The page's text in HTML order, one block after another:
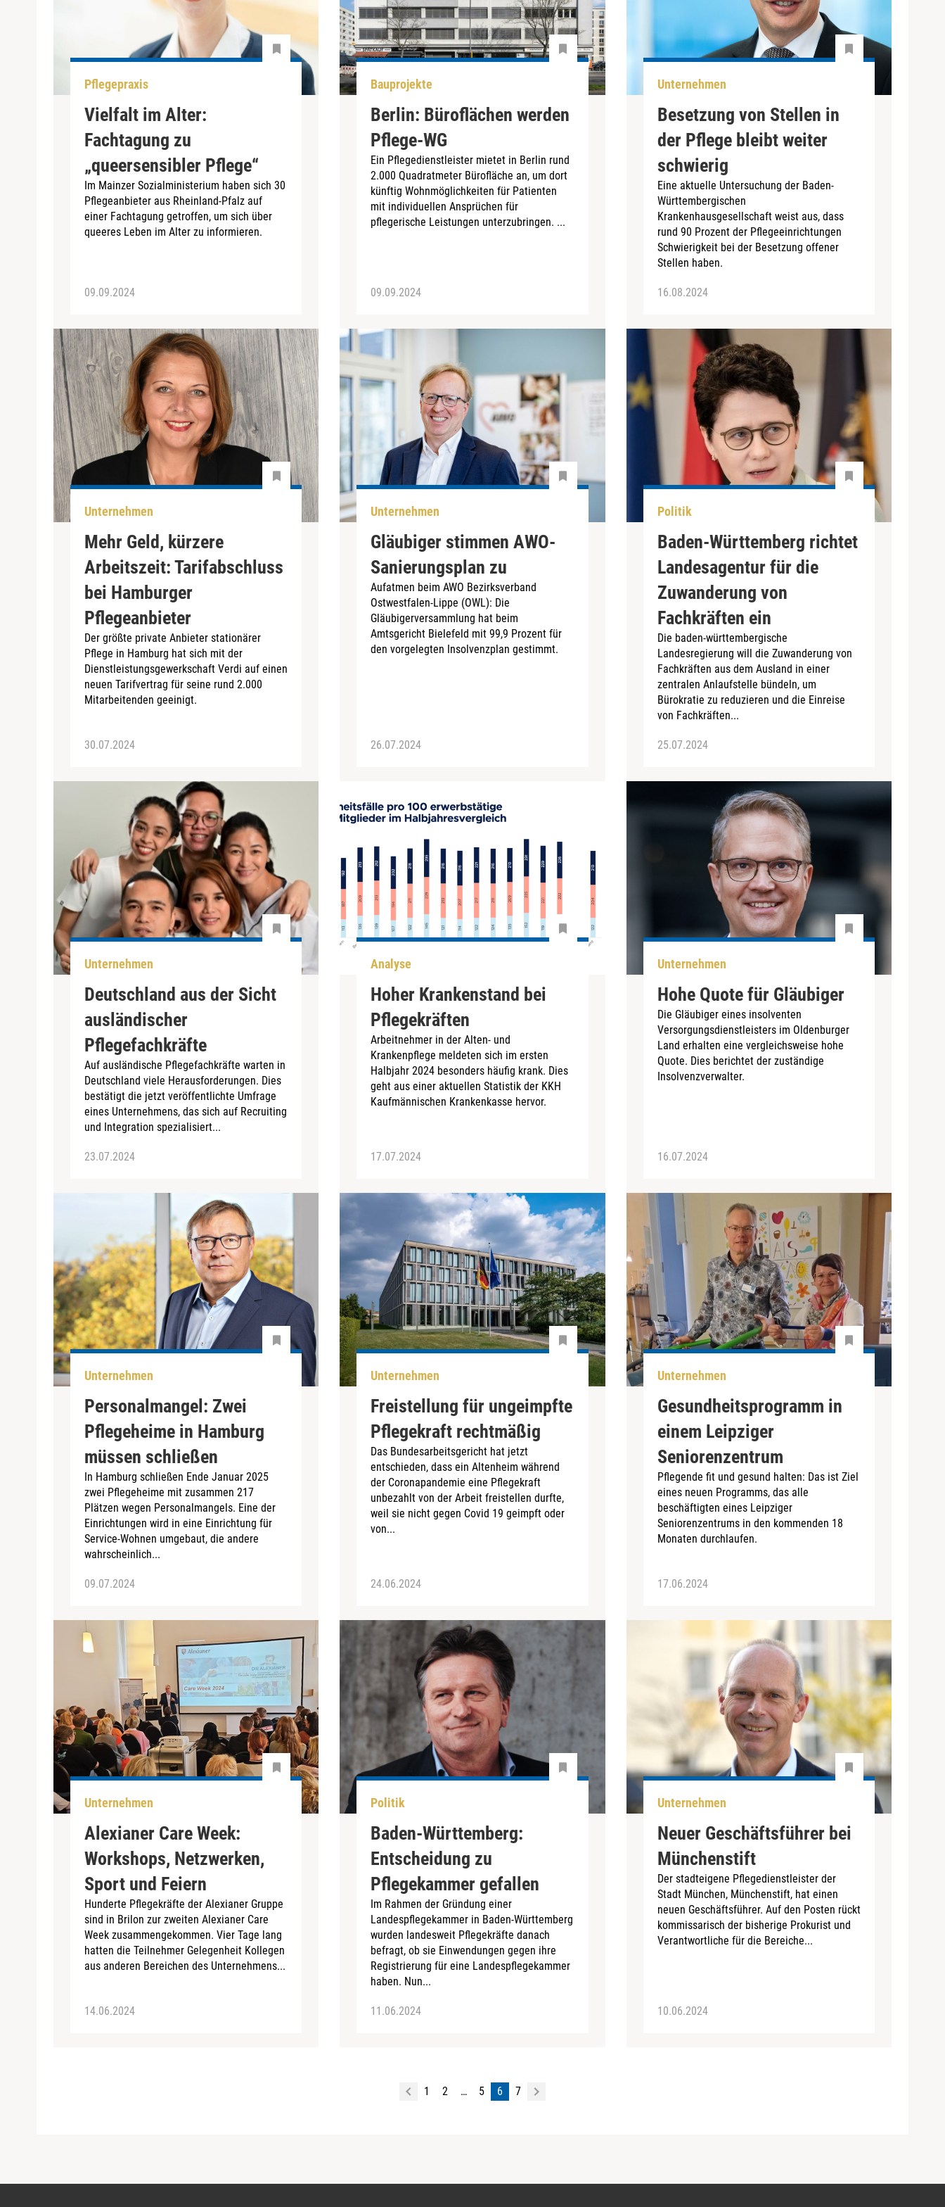
Pflegepraxis
Vielfalt im Alter:
Fachtagung zu
„queersensibler Pflege“
Im Mainzer Sozialministerium haben sich 30
Pflegeanbieter aus Rheinland-Pfalz auf
einer Fachtagung getroffen, um sich über
queeres Leben im Alter zu informieren.
09.09.2024
Bauprojekte
Berlin: Büroflächen werden
Pflege-WG
Ein Pflegedienstleister mietet in Berlin rund
2.000 Quadratmeter Bürofläche an, um dort
künftig Wohnmöglichkeiten für Patienten
mit individuellen Ansprüchen für
pflegerische Leistungen unterzubringen. ...
09.09.2024
Unternehmen
Besetzung von Stellen in
der Pflege bleibt weiter
schwierig
Eine aktuelle Untersuchung der Baden-
Württembergischen
Krankenhausgesellschaft weist aus, dass
rund 90 Prozent der Pflegeeinrichtungen
Schwierigkeit bei der Besetzung offener
Stellen haben.
16.08.2024
Unternehmen
Mehr Geld, kürzere
Arbeitszeit: Tarifabschluss
bei Hamburger
Pflegeanbieter
Der größte private Anbieter stationärer
Pflege in Hamburg hat sich mit der
Dienstleistungsgewerkschaft Verdi auf einen
neuen Tarifvertrag für seine rund 2.000
Mitarbeitenden geeinigt.
30.07.2024
Unternehmen
Gläubiger stimmen AWO-
Sanierungsplan zu
Aufatmen beim AWO Bezirksverband
Ostwestfalen-Lippe (OWL): Die
Gläubigerversammlung hat beim
Amtsgericht Bielefeld mit 99,9 Prozent für
den vorgelegten Insolvenzplan gestimmt.
26.07.2024
Politik
Baden-Württemberg richtet
Landesagentur für die
Zuwanderung von
Fachkräften ein
Die baden-württembergische
Landesregierung will die Zuwanderung von
Fachkräften aus dem Ausland in einer
zentralen Anlaufstelle bündeln, um
Bürokratie zu reduzieren und die Einreise
von Fachkräften...
25.07.2024
Unternehmen
Deutschland aus der Sicht
ausländischer
Pflegefachkräfte
Auf ausländische Pflegefachkräfte warten in
Deutschland viele Herausforderungen. Dies
bestätigt die jetzt veröffentlichte Umfrage
eines Unternehmens, das sich auf Recruiting
und Integration spezialisiert...
23.07.2024
Analyse
Hoher Krankenstand bei
Pflegekräften
Arbeitnehmer in der Alten- und
Krankenpflege meldeten sich im ersten
Halbjahr 2024 besonders häufig krank. Dies
geht aus einer aktuellen Statistik der KKH
Kaufmännischen Krankenkasse hervor.
17.07.2024
Unternehmen
Hohe Quote für Gläubiger
Die Gläubiger eines insolventen
Versorgungsdienstleisters im Oldenburger
Land erhalten eine vergleichsweise hohe
Quote. Dies berichtet der zuständige
Insolvenzverwalter.
16.07.2024
Unternehmen
Personalmangel: Zwei
Pflegeheime in Hamburg
müssen schließen
In Hamburg schließen Ende Januar 2025
zwei Pflegeheime mit zusammen 217
Plätzen wegen Personalmangels. Eine der
Einrichtungen wird in eine Einrichtung für
Service-Wohnen umgebaut, die andere
wahrscheinlich...
09.07.2024
Unternehmen
Freistellung für ungeimpfte
Pflegekraft rechtmäßig
Das Bundesarbeitsgericht hat jetzt
entschieden, dass ein Altenheim während
der Coronapandemie eine Pflegekraft
unbezahlt von der Arbeit freistellen durfte,
weil sie nicht gegen Covid 19 geimpft oder
von...
24.06.2024
Unternehmen
Gesundheitsprogramm in
einem Leipziger
Seniorenzentrum
Pflegende fit und gesund halten: Das ist Ziel
eines neuen Programms, das alle
beschäftigten eines Leipziger
Seniorenzentrums in den kommenden 18
Monaten durchlaufen.
17.06.2024
Unternehmen
Alexianer Care Week:
Workshops, Netzwerken,
Sport und Feiern
Hunderte Pflegekräfte der Alexianer Gruppe
sind in Brilon zur zweiten Alexianer Care
Week zusammengekommen. Vier Tage lang
hatten die Teilnehmer Gelegenheit Kollegen
aus anderen Bereichen des Unternehmens...
14.06.2024
Politik
Baden-Württemberg:
Entscheidung zu
Pflegekammer gefallen
Im Rahmen der Gründung einer
Landespflegekammer in Baden-Württemberg
wurden landesweit Pflegekräfte danach
befragt, ob sie Einwendungen gegen ihre
Registrierung für eine Landespflegekammer
haben. Nun...
11.06.2024
Unternehmen
Neuer Geschäftsführer bei
Münchenstift
Der stadteigene Pflegedienstleister der
Stadt München, Münchenstift, hat einen
neuen Geschäftsführer. Auf den Posten rückt
kommissarisch der bisherige Prokurist und
Verantwortliche für die Bereiche...
10.06.2024
1 2 … 5 6 7